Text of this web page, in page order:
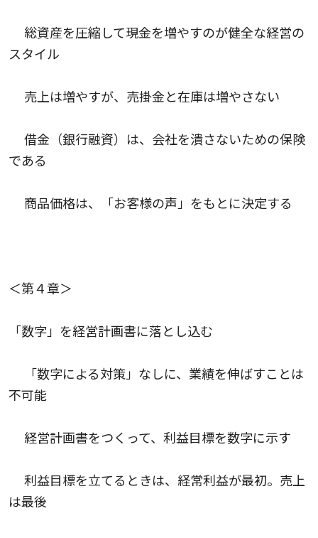
総資産を圧縮して現金を増やすのが健全な経営の
スタイル
売上は増やすが、売掛金と在庫は増やさない
借金（銀行融資）は、会社を潰さないための保険
である
商品価格は、「お客様の声」をもとに決定する
＜第４章＞
「数字」を経営計画書に落とし込む
「数字による対策」なしに、業績を伸ばすことは
不可能
経営計画書をつくって、利益目標を数字に示す
利益目標を立てるときは、経常利益が最初。売上
は最後